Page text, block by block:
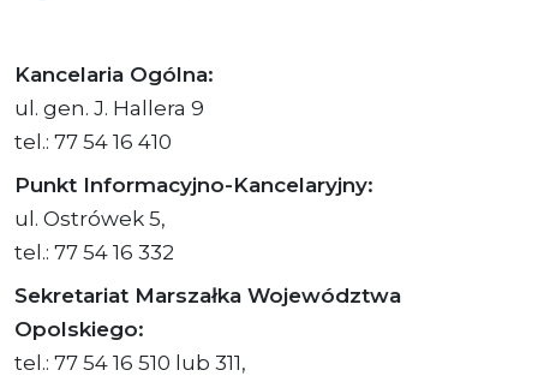
Kancelaria Ogólna:
ul. gen. J. Hallera 9
tel.: 77 54 16 410
Punkt Informacyjno-Kancelaryjny:
ul. Ostrówek 5,
tel.: 77 54 16 332
Sekretariat Marszałka Województwa
Opolskiego:
tel.: 77 54 16 510 lub 311,